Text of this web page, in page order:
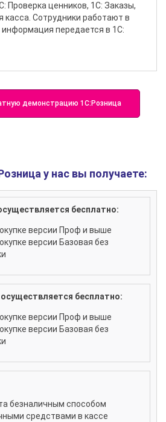
Проверка ценников, 1С: Заказы,
касса. Сотрудники работают в
передается в 1С:
демонстрацию 1С:Розница
у нас вы получаете:
бесплатно:
версии Проф и выше
версии Базовая без
бесплатно:
версии Проф и выше
версии Базовая без
безналичным способом
средствами в кассе